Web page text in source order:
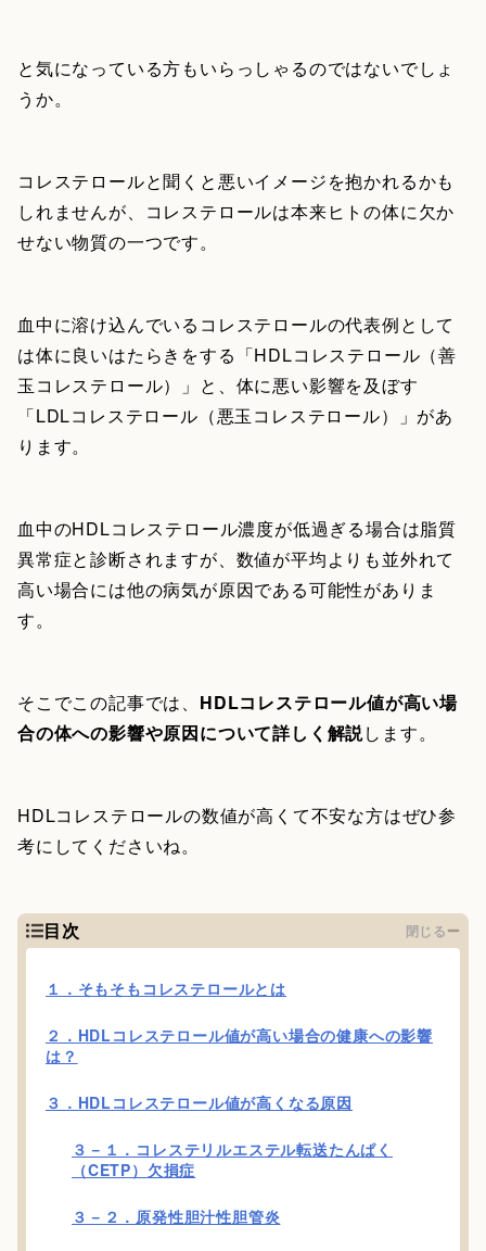
と気になっている方もいらっしゃるのではないでしょ
うか。
コレステロールと聞くと悪いイメージを抱かれるかも
しれませんが、コレステロールは本来ヒトの体に欠か
せない物質の一つです。
血中に溶け込んでいるコレステロールの代表例として
は体に良いはたらきをする「HDLコレステロール（善
玉コレステロール）」と、体に悪い影響を及ぼす
「LDLコレステロール（悪玉コレステロール）」があ
ります。
血中のHDLコレステロール濃度が低過ぎる場合は脂質
異常症と診断されますが、数値が平均よりも並外れて
高い場合には他の病気が原因である可能性がありま
す。
そこでこの記事では、 HDLコレステロール値が高い場
合の体への影響や原因について詳しく解説します。
HDLコレステロールの数値が高くて不安な方はぜひ参
考にしてくださいね。
目次 閉じる
１．そもそもコレステロールとは
２．HDLコレステロール値が高い場合の健康への影響
は？
３．HDLコレステロール値が高くなる原因
３－１．コレステリルエステル転送たんぱく
（CETP）欠損症
３－２．原発性胆汁性胆管炎